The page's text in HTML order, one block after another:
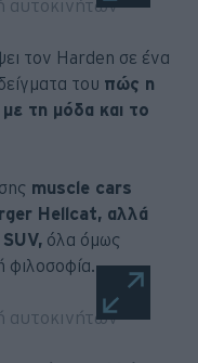
τον Harden σε ένα
του πώς η
τη μόδα και το
muscle cars
Hellcat, αλλά
όλα όμως
φιλοσοφία.